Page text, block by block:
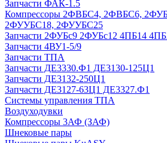
Запчасти ФАК-1.5
Компрессоры 2ФВБС4, 2ФВБС6,
2ФУУБС18, 2ФУУБС25
Запчасти 2ФУБс9 2ФУБс12 4ПБ14
Запчасти 4ВУ1-5/9
Запчасти ТПА
Запчасти ДЕ3330.Ф1 ДЕ3130-125Ц1
Запчасти ДЕ3132-250Ц1
Запчасти ДЕ3127-63Ц1 ДЕ3327.Ф1
Системы управления ТПА
Воздуходувки
Компрессоры 3АФ (ЗАФ)
Шнековые пары